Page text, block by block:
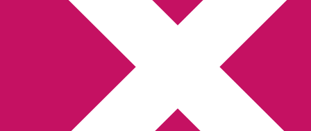
Hem Författarfemman
Webbshop Amazon
Bokbloggsjerka Bloggmaraton
Kriminalroman Min tv-blogg